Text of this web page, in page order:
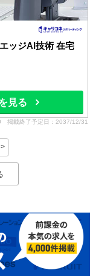
ッジAI技術 在宅
見る
掲載終了予定日：2037/12/31
>